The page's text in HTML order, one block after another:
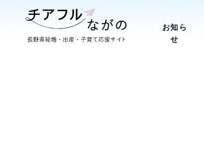
お知ら
せ